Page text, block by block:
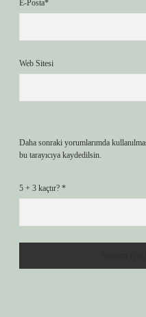
E-Posta*
Web Sitesi
Daha sonraki yorumlarımda
bu tarayıcıya kaydedilsin.
5 + 3 kaçtır? *